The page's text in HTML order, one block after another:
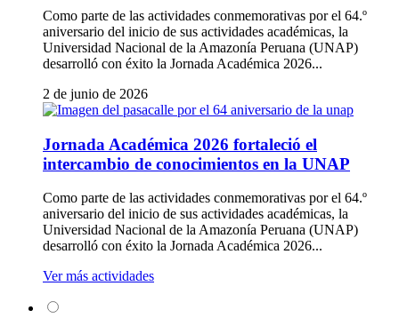
Como parte de las actividades conmemorativas por el 64.º
aniversario del inicio de sus actividades académicas, la
Universidad Nacional de la Amazonía Peruana (UNAP)
desarrolló con éxito la Jornada Académica 2026...
2 de junio de 2026
Jornada Académica 2026 fortaleció el
intercambio de conocimientos en la UNAP
Como parte de las actividades conmemorativas por el 64.º
aniversario del inicio de sus actividades académicas, la
Universidad Nacional de la Amazonía Peruana (UNAP)
desarrolló con éxito la Jornada Académica 2026...
Ver más actividades